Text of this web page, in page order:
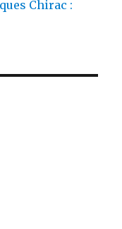
Chirac :